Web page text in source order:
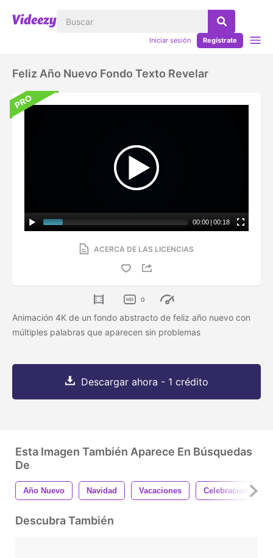
Iniciar sesión Regístrate
Feliz Año Nuevo Fondo Texto Revelar
00:00 | 00:18
ACERCA DE LAS LICENCIAS
0
Animación 4K de un fondo abstracto de feliz año nuevo con
múltiples palabras que aparecen sin problemas
Descargar ahora - 1 crédito
Esta Imagen También Aparece En Búsquedas
De
Año Nuevo Navidad Vacaciones Celebracion
Descubra También